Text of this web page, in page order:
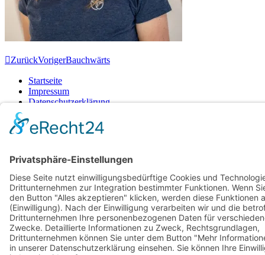
ZurückVorigerBauchwärts
Startseite
Impressum
Datenschutzerklärung
Vertrag widerrufen
AGB
Gutschein
Startseite
Impressum
Datenschutzerklärung
Barrierefreiheitserklärung
Vertrag widerrufen
AGB
Zahlung & Versand
Gutschein